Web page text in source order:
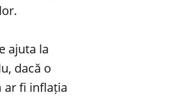
ajuta la
dacă o
ar fi inflația